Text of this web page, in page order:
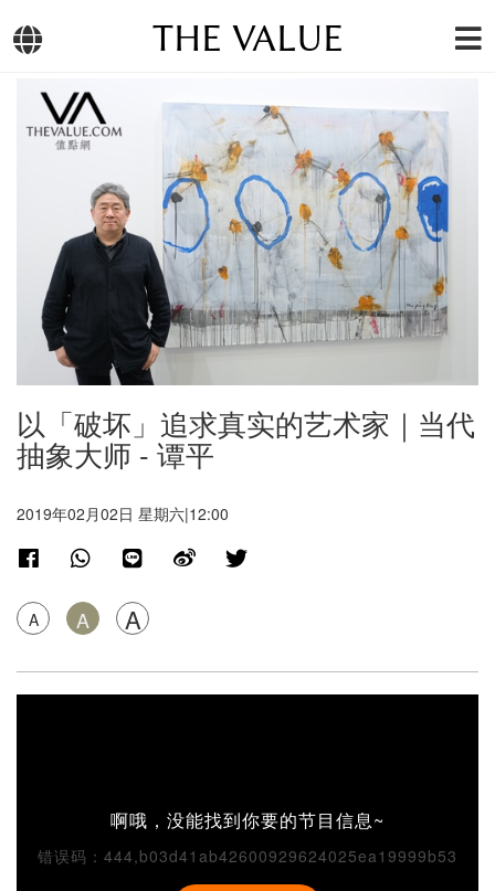
THE VALUE
以「破坏」追求真实的艺术家｜当代
抽象大师 - 谭平
2019年02月02日 星期六|12:00
A A A
啊哦，没能找到你要的节目信息~
错误码：444,b03d41ab42600929624025ea19999b53